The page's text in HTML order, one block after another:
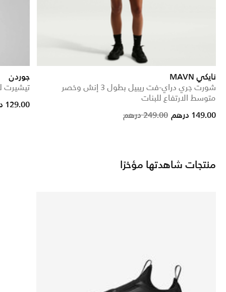
نايكي MAVN
شورت جري دراي-فت ريبيل بطول 3 إنش وخصر
متوسط الارتفاع للبنات
249.00 درهم 149.00 درهم
جوردن
تيشيرت
129.00 درهم
منتجات شاهدتها مؤخرًا